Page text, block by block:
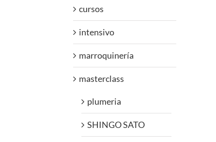
cursos
intensivo
marroquinería
masterclass
plumeria
SHINGO SATO